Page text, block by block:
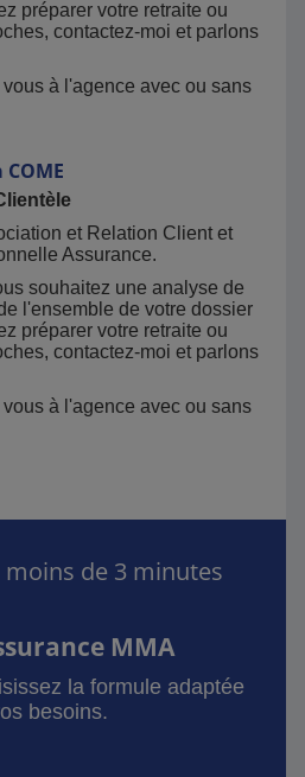
préparer votre retraite ou
contactez-moi et parlons
à l'agence avec ou sans
COME
et Relation Client et
Assurance.
souhaitez une analyse de
l'ensemble de votre dossier
préparer votre retraite ou
contactez-moi et parlons
à l'agence avec ou sans
de 3 minutes
MMA
la formule adaptée
besoins.